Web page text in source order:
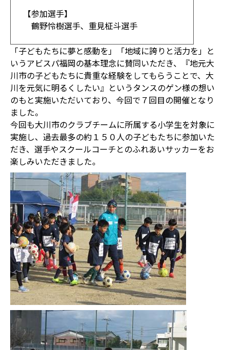
【参加選手】
鶴野怜樹選手、重見柾斗選手
「子どもたちに夢と感動を」「地域に誇りと活力を」と
いうアビスパ福岡の基本理念に賛同いただき、『地元大
川市の子どもたちに貴重な経験をしてもらうことで、大
川を元気に明るくしたい』というタンスのゲン様の想い
のもと実施いただいており、今回で７回目の開催となり
ました。
今回も大川市のクラブチームに所属する小学生を対象に
実施し、過去最多の約１５０人の子どもたちに参加いた
だき、選手やスクールコーチとのふれあいサッカーをお
楽しみいただきました。